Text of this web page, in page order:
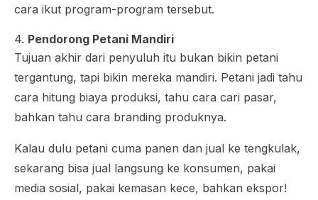
cara ikut program-program tersebut.
4. Pendorong Petani Mandiri
Tujuan akhir dari penyuluh itu bukan bikin petani
tergantung, tapi bikin mereka mandiri. Petani jadi tahu
cara hitung biaya produksi, tahu cara cari pasar,
bahkan tahu cara branding produknya.
Kalau dulu petani cuma panen dan jual ke tengkulak,
sekarang bisa jual langsung ke konsumen, pakai
media sosial, pakai kemasan kece, bahkan ekspor!